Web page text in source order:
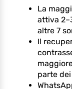
La
attiva
altre 7
Il
parte